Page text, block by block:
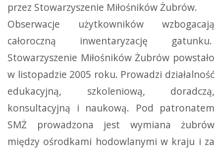
przez Stowarzyszenie Miłośników Żubrów.
Obserwacje użytkowników wzbogacają
całoroczną inwentaryzację gatunku.
Stowarzyszenie Miłośników Żubrów powstało
w listopadzie 2005 roku. Prowadzi działalność
edukacyjną, szkoleniową, doradczą,
konsultacyjną i naukową. Pod patronatem
SMŻ prowadzona jest wymiana żubrów
między ośrodkami hodowlanymi w kraju i za